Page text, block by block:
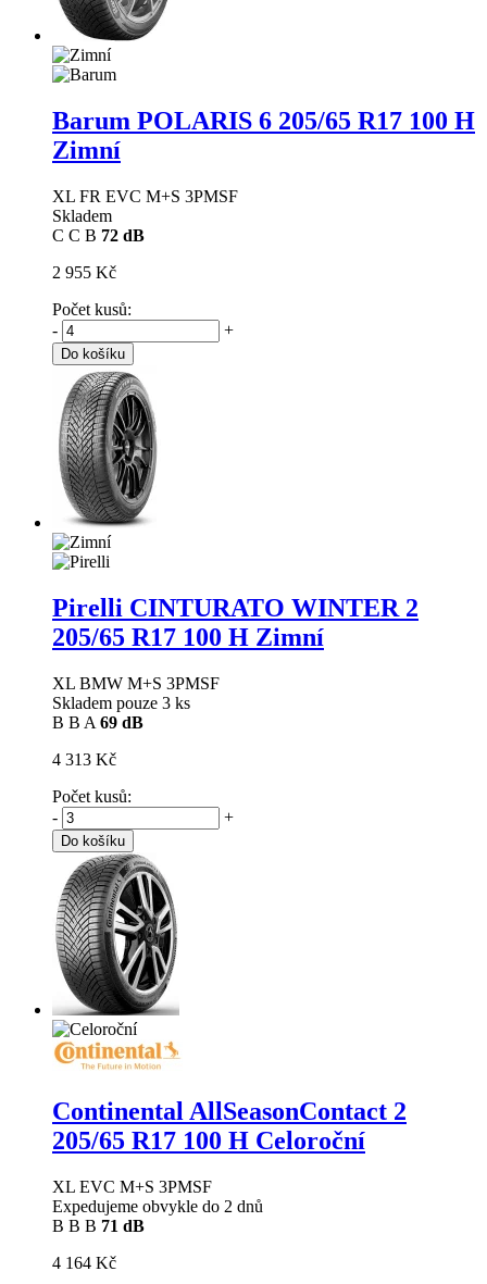
Barum POLARIS 6 205/65 R17 100 H
Zimní
XL FR EVC M+S 3PMSF
Skladem
C C B 72 dB
2 955 Kč
Počet kusů:
-
+
Do košíku
Pirelli CINTURATO WINTER 2
205/65 R17 100 H Zimní
XL BMW M+S 3PMSF
Skladem pouze 3 ks
B B A 69 dB
4 313 Kč
Počet kusů:
-
+
Do košíku
Continental AllSeasonContact 2
205/65 R17 100 H Celoroční
XL EVC M+S 3PMSF
Expedujeme obvykle do 2 dnů
B B B 71 dB
4 164 Kč